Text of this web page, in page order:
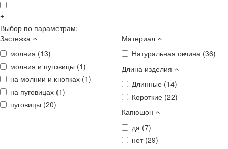
+
Выбор по параметрам:
Застежка
молния (13)
молния и пуговицы (1)
на молнии и кнопках (1)
на пуговицах (1)
пуговицы (20)
Материал
Натуральная овчина (36)
Длина изделия
Длинные (14)
Короткие (22)
Капюшон
да (7)
нет (29)